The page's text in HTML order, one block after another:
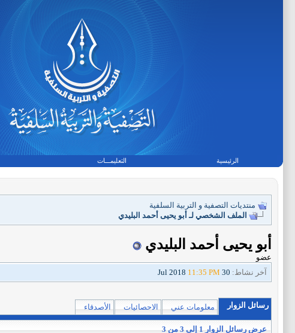
الرئيسية التعليمـــات
منتديات التصفية و التربية السلفية
الملف الشخصي لـ أبو يحيى أحمد البليدي
أبو يحيى أحمد البليدي
عضو
آخر نشاط:
11:35 PM
رسائل الزوار معلومات عني الاحصائيات الأصدقاء
عرض رسائل الزوار 1 إلى 3 من 3